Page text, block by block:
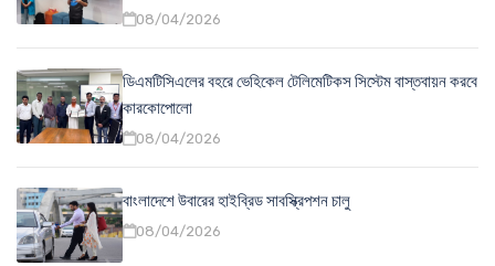
08/04/2026
ডিএমটিসিএলের বহরে ভেহিকেল টেলিমেটিকস সিস্টেম বাস্তবায়ন করবে
কারকোপোলো
08/04/2026
বাংলাদেশে উবারের হাইব্রিড সাবস্ক্রিপশন চালু
08/04/2026